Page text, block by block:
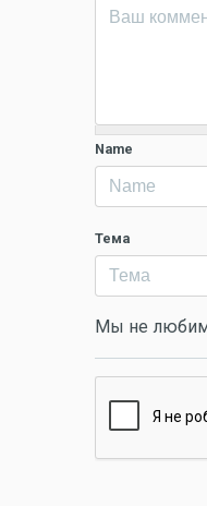
Name
Тема
Мы не любим